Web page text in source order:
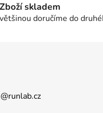
p
Zboží skladem
většinou doručíme do
@runlab.cz